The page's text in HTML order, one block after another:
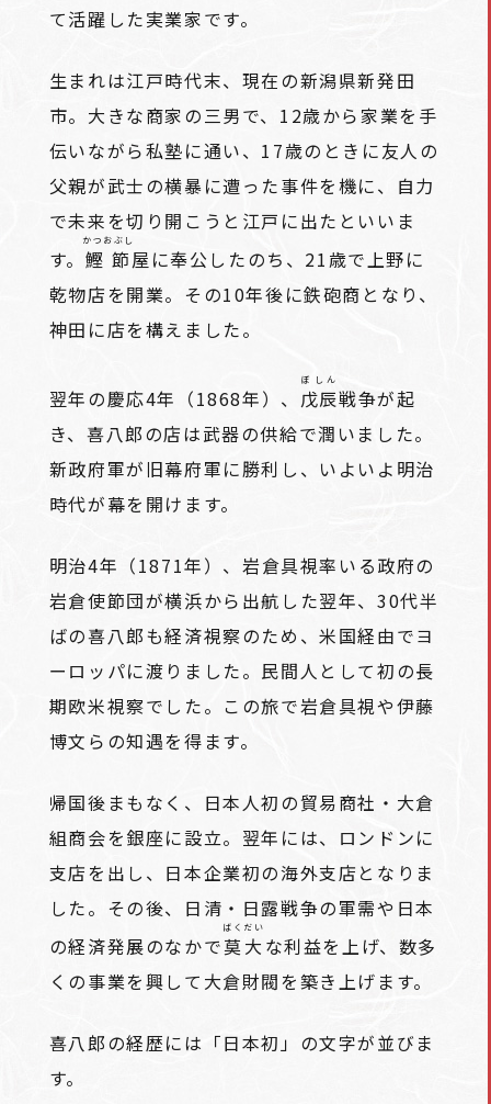
て活躍した実業家です。
生まれは江戸時代末、現在の新潟県新発田
市。大きな商家の三男で、12歳から家業を手
伝いながら私塾に通い、17歳のときに友人の
父親が武士の横暴に遭った事件を機に、自力
で未来を切り開こうと江戸に出たといいま
す。 鰹節
かつおぶし
屋に奉公したのち、21歳で上野に
乾物店を開業。その10年後に鉄砲商となり、
神田に店を構えました。
翌年の慶応4年（1868年）、 戊辰
ぼしん
戦争が起
き、喜八郎の店は武器の供給で潤いました。
新政府軍が旧幕府軍に勝利し、いよいよ明治
時代が幕を開けます。
明治4年（1871年）、岩倉具視率いる政府の
岩倉使節団が横浜から出航した翌年、30代半
ばの喜八郎も経済視察のため、米国経由でヨ
ーロッパに渡りました。民間人として初の長
期欧米視察でした。この旅で岩倉具視や伊藤
博文らの知遇を得ます。
帰国後まもなく、日本人初の貿易商社・大倉
組商会を銀座に設立。翌年には、ロンドンに
支店を出し、日本企業初の海外支店となりま
した。その後、日清・日露戦争の軍需や日本
の経済発展のなかで莫大
ばくだい
な利益を上げ、数多
くの事業を興して大倉財閥を築き上げます。
喜八郎の経歴には「日本初」の文字が並びま
す。